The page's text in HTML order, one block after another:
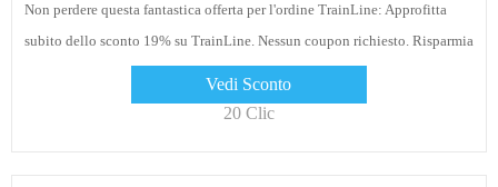
Non perdere questa fantastica offerta per l'ordine TrainLine: Approfitta
subito dello sconto 19% su TrainLine. Nessun coupon richiesto. Risparmia
Vedi Sconto
20 Clic